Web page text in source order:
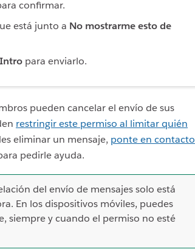
confirmar.
está junto a No mostrarme esto de
Intro para enviarlo.
pueden cancelar el envío de sus
restringir este permiso al limitar quién
eliminar un mensaje, ponte en contacto
pedirle ayuda.
del envío de mensajes solo está
En los dispositivos móviles, puedes
siempre y cuando el permiso no esté